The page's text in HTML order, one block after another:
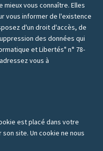
vous connaître. Elles
vous informer de l'existence
d'un droit d'accès, de
des données qui
et Libertés" n° 78-
vous à
est placé dans votre
site. Un cookie ne nous